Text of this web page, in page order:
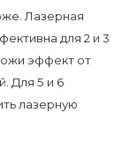
Лазерная
для 2 и 3
эффект от
Для 5 и 6
лазерную